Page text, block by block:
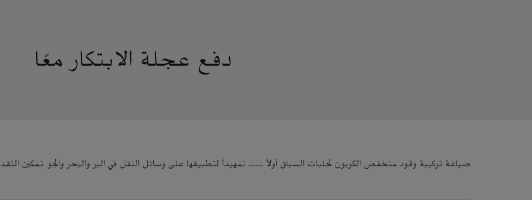
دفع عجلة الابتكار معًا
صياغة تركيبة وقود منخفض الكربون لحلبات السباق أولاً …... تمهيداً لتطبيقها على وسائل النقل في البر والبحر والجو تمكين